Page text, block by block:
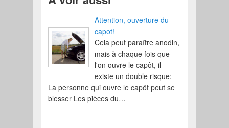
Attention, ouverture du
capot!
Cela peut paraître anodin,
mais à chaque fois que
l'on ouvre le capôt, il
existe un double risque:
La personne qui ouvre le capôt peut se
blesser Les pièces du…